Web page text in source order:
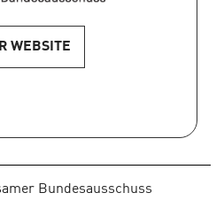
WEBSITE
Bundesausschuss